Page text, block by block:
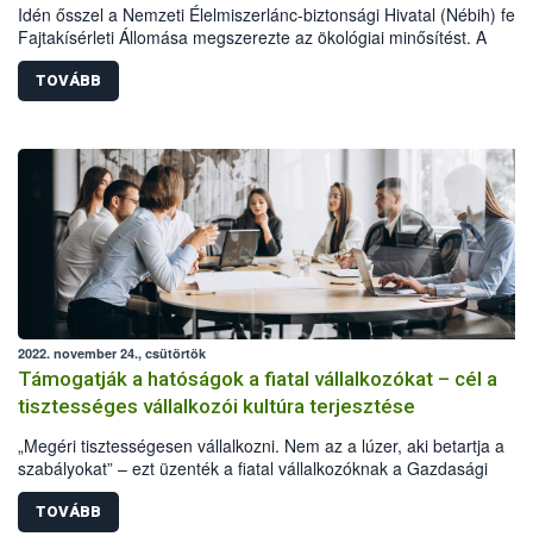
Idén ősszel a Nemzeti Élelmiszerlánc-biztonsági Hivatal (Nébih)
Fajtakísérleti Állomása megszerezte az ökológiai minősítést. A
fejlesztéssel lehetővé vált, hogy a hatóság az ökológiai gazdálkodás
elvei alapján beállított kísérleteket végezzen, valamint hatékonyan
vizsgálhassa az ökológiai gazdálkodásra különösen alkalmas
hivatal december 12-én Zamárdiban.
TOVÁBB
2022. november 24., csütörtök
Támogatják a hatóságok a fiatal vállalkozókat – cél a
tisztességes vállalkozói kultúra terjesztése
„Megéri tisztességesen vállalkozni. Nem az a lúzer, aki betartja a
szabályokat” – ezt üzenték a fiatal vállalkozóknak a Gazdasági
Versenyhivatal (GVH) és a Nemzeti Élelmiszerlánc-biztonsági Hivatal
(Nébih) vezetői Budapesten, a Fiatal Vállakozók Hetén tartott
kerekasztalbeszélgetésen.
TOVÁBB